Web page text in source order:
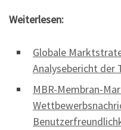
Weiterlesen:
Globale
Analysebericht der
MBR-Membran-